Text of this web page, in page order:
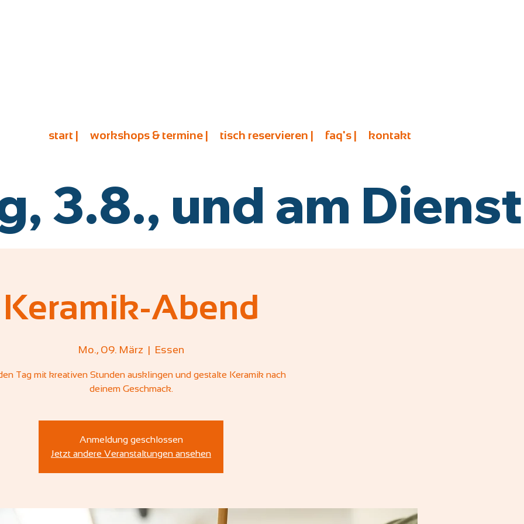
start | workshops & termine | tisch reservieren | faq's | kontakt
3.8., und am
Keramik-Abend
Mo., 09. März
  |
Essen
Tag mit kreativen Stunden ausklingen und gestalte Keramik nach
deinem Geschmack.
Anmeldung geschlossen
Jetzt andere Veranstaltungen ansehen